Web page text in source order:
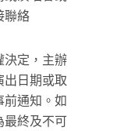
聯絡
決定，主辦
日期或取
通知。如
最終及不可